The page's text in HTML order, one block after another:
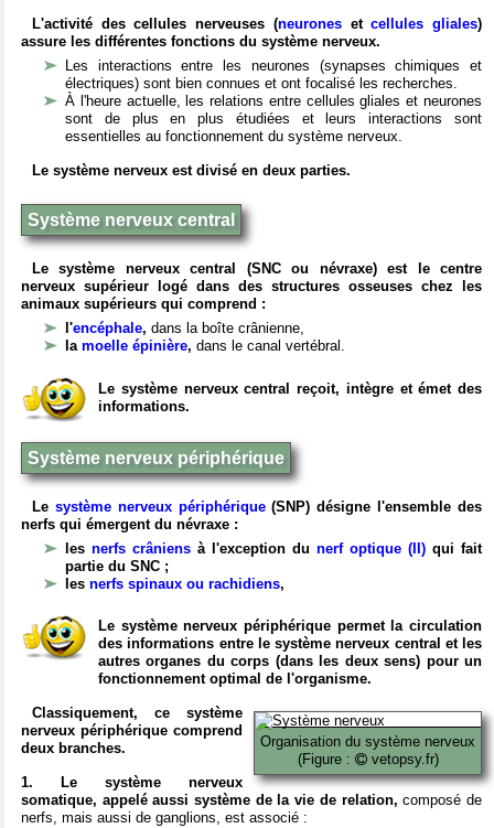
L'activité des cellules nerveuses (neuronesetcellules gliales)
assure les différentes fonctions du système nerveux.
Les interactions entre les neurones (synapses chimiques et
électriques) sont bien connues et ont focalisé les recherches.
À l'heure actuelle, les relations entre cellules gliales et neurones
sont de plus en plus étudiées et leurs interactions sont
essentielles au fonctionnement du système nerveux.
Le système nerveux est divisé en deux parties.
Système nerveux central
Le système nerveux central (SNC ou névraxe) est le centre
nerveux supérieur logé dans des structures osseuses chez les
animaux supérieurs qui comprend :
l'encéphale, dans la boîte crânienne,
la moelle épinière, dans le canal vertébral.
Le système nerveux central reçoit, intègre et émet des
informations.
Système nerveux périphérique
Le système nerveux périphérique(SNP) désigne l'ensemble des
nerfs qui émergent du névraxe :
les nerfs crâniens à l'exception du nerf optique (II) qui fait
partie du SNC ;
les nerfs spinaux ou rachidiens,
Le système nerveux périphérique permet la circulation
des informations entre le système nerveux central et les
autres organes du corps (dans les deux sens) pour un
fonctionnement optimal de l'organisme.
Organisation du système nerveux
(Figure :
vetopsy.fr)
Classiquement, ce système
nerveux périphérique comprend
deux branches.
1. Le système nerveux
somatique, appelé aussi système de la vie de relation, composé de
nerfs, mais aussi de ganglions, est associé :